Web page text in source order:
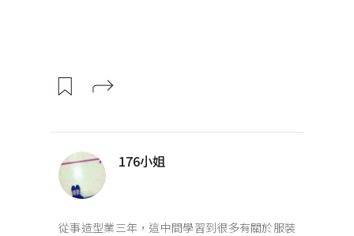
176小姐
從事造型業三年，這中間學習到很多有關於服裝